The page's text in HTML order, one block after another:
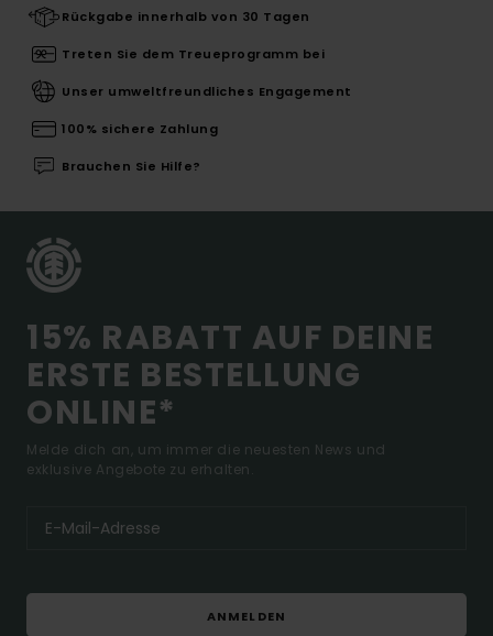
Rückgabe innerhalb von 30 Tagen
Treten Sie dem Treueprogramm bei
Unser umweltfreundliches Engagement
100% sichere Zahlung
Brauchen Sie Hilfe?
15% RABATT AUF DEINE
ERSTE BESTELLUNG
ONLINE*
Melde dich an, um immer die neuesten News und
exklusive Angebote zu erhalten.
ANMELDEN